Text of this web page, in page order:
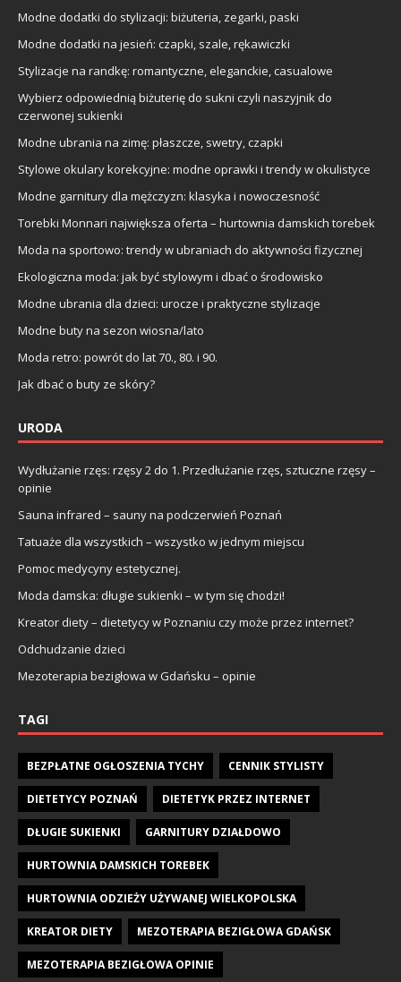
Modne dodatki do stylizacji: biżuteria, zegarki, paski
Modne dodatki na jesień: czapki, szale, rękawiczki
Stylizacje na randkę: romantyczne, eleganckie, casualowe
Wybierz odpowiednią biżuterię do sukni czyli naszyjnik do
czerwonej sukienki
Modne ubrania na zimę: płaszcze, swetry, czapki
Stylowe okulary korekcyjne: modne oprawki i trendy w okulistyce
Modne garnitury dla mężczyzn: klasyka i nowoczesność
Torebki Monnari największa oferta – hurtownia damskich torebek
Moda na sportowo: trendy w ubraniach do aktywności fizycznej
Ekologiczna moda: jak być stylowym i dbać o środowisko
Modne ubrania dla dzieci: urocze i praktyczne stylizacje
Modne buty na sezon wiosna/lato
Moda retro: powrót do lat 70., 80. i 90.
Jak dbać o buty ze skóry?
URODA
Wydłużanie rzęs: rzęsy 2 do 1. Przedłużanie rzęs, sztuczne rzęsy –
opinie
Sauna infrared – sauny na podczerwień Poznań
Tatuaże dla wszystkich – wszystko w jednym miejscu
Pomoc medycyny estetycznej.
Moda damska: długie sukienki – w tym się chodzi!
Kreator diety – dietetycy w Poznaniu czy może przez internet?
Odchudzanie dzieci
Mezoterapia bezigłowa w Gdańsku – opinie
TAGI
BEZPŁATNE OGŁOSZENIA TYCHY CENNIK STYLISTY
DIETETYCY POZNAŃ DIETETYK PRZEZ INTERNET
DŁUGIE SUKIENKI GARNITURY DZIAŁDOWO
HURTOWNIA DAMSKICH TOREBEK
HURTOWNIA ODZIEŻY UŻYWANEJ WIELKOPOLSKA
KREATOR DIETY MEZOTERAPIA BEZIGŁOWA GDAŃSK
MEZOTERAPIA BEZIGŁOWA OPINIE